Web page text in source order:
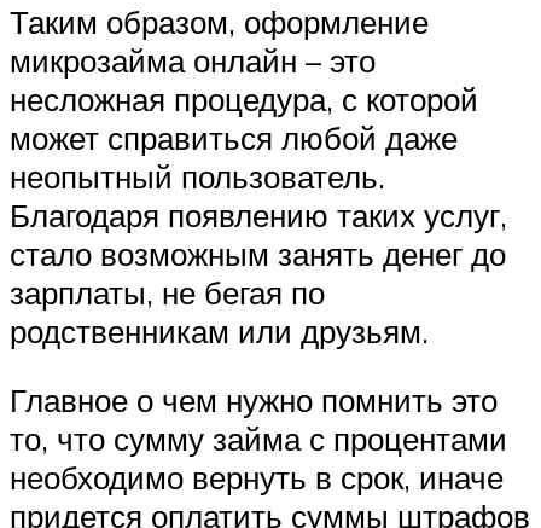
Таким образом, оформление
микрозайма онлайн – это
несложная процедура, с которой
может справиться любой даже
неопытный пользователь.
Благодаря появлению таких услуг,
стало возможным занять денег до
зарплаты, не бегая по
родственникам или друзьям.
Главное о чем нужно помнить это
то, что сумму займа с процентами
необходимо вернуть в срок, иначе
придется оплатить суммы штрафов